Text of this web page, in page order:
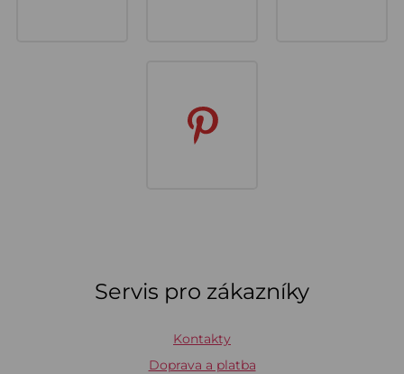
Servis pro zákazníky
Kontakty
Doprava a platba